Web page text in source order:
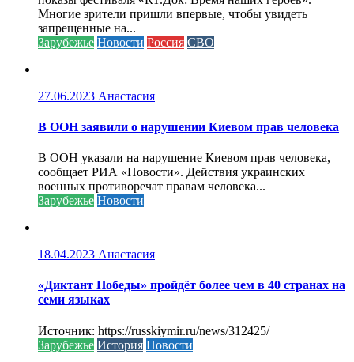
Многие зрители пришли впервые, чтобы увидеть
запрещенные на...
Зарубежье Новости Россия СВО
27.06.2023 Анастасия
В ООН заявили о нарушении Киевом прав человека
В ООН указали на нарушение Киевом прав человека,
сообщает РИА «Новости». Действия украинских
военных противоречат правам человека...
Зарубежье Новости
18.04.2023 Анастасия
«Диктант Победы» пройдёт более чем в 40 странах на
семи языках
Источник: https://russkiymir.ru/news/312425/
Зарубежье История Новости